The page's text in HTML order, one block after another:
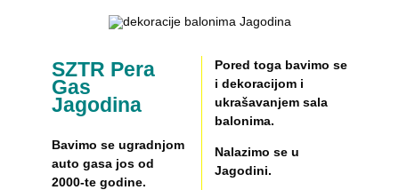
SZTR Pera
Gas
Jagodina
Bavimo se ugradnjom
auto gasa jos od
2000-te godine.
Pored toga bavimo se
i dekoracijom i
ukrašavanjem sala
balonima.
Nalazimo se u
Jagodini.